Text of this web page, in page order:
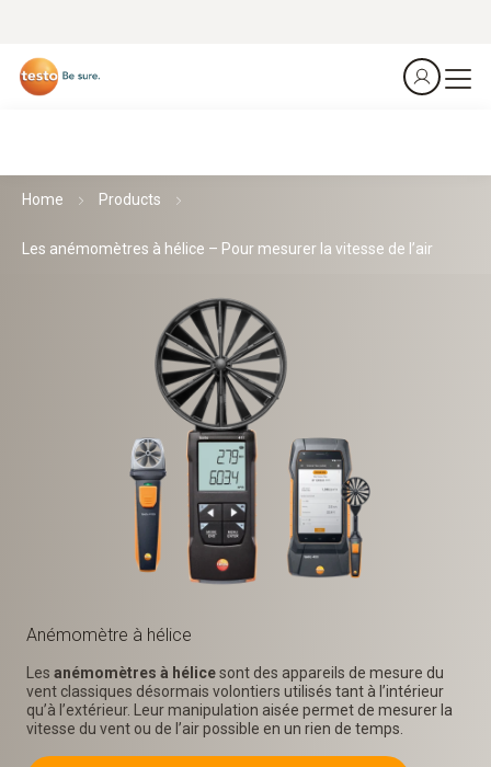
Home Products
Les anémomètres à hélice – Pour mesurer la vitesse de l’air
Anémomètre à hélice
Les anémomètres à hélicesont des appareils de mesure du
vent classiques désormais volontiers utilisés tant à l’intérieur
qu’à l’extérieur. Leur manipulation aisée permet de mesurer la
vitesse du vent ou de l’air possible en un rien de temps.